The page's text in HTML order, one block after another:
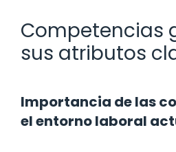
Competencias
sus atributos
Importancia de las
el entorno laboral